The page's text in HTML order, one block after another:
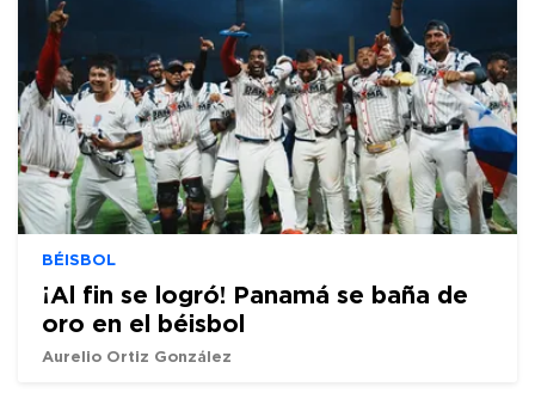
BÉISBOL
¡Al fin se logró! Panamá se baña de
oro en el béisbol
Aurelio Ortiz González